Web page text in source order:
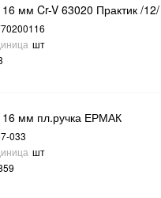
мм Cr-V 63020 Практик /12/
шт
16 мм пл.ручка ЕРМАК
033
шт